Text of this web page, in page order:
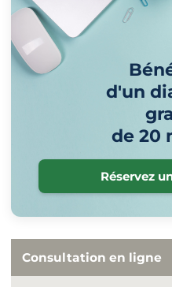
d'un
de 20
Réservez
Consultation en ligne